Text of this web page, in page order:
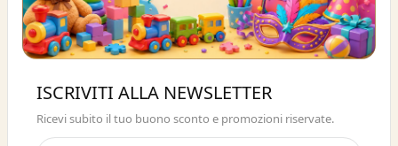
ISCRIVITI E OTTIENI SUBITO UNO
SCONTO DEL 10%
ISCRIVITI ALLA NEWSLETTER
Ricevi subito il tuo buono sconto e promozioni riservate.